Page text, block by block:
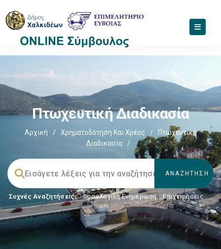
Πτωχευτική Διαδικασία
Αρχική / Χρηματοδότηση Και Χρέος /
Πτωχευτική
Διαδικασία
/
Συχνές Αναζητήσεις: Φορολογικη Ενημέρωση, Επιχειρήσεις